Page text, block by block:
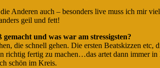
Anderen auch – besonders live muss ich mir
geil und fett!
und was war am stressigsten?
die schnell gehen. Die ersten Beatskizzen etc,
richtig fertig zu machen…das artet dann immer
schön im Kreis.